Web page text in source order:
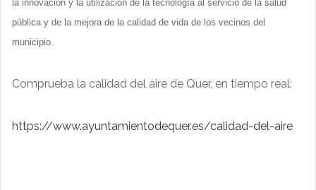
la innovación y la utilización de la tecnología al servicio de la salud
pública y de la mejora de la calidad de vida de los vecinos del
municipio.
Comprueba la calidad del aire de Quer, en tiempo real:
https://www.ayuntamientodequer.es/calidad-del-aire